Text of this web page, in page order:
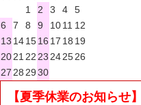
1
2 3 4
5
6
7 8 9 1011 12
13 141516 17 18 19
2021 22 23 242526
27 28 2930
【夏季休業のお知らせ】